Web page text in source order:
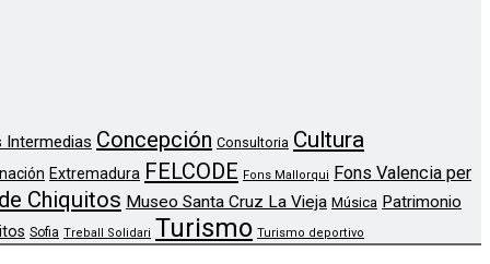
Intermedias Concepción Consultoria Cultura
Extremadura FELCODE Fons Mallorqui
Fons Valencia per
Chiquitos Museo Santa Cruz La Vieja Música Patrimonio
Sofia Treball Solidari Turismo Turismo deportivo